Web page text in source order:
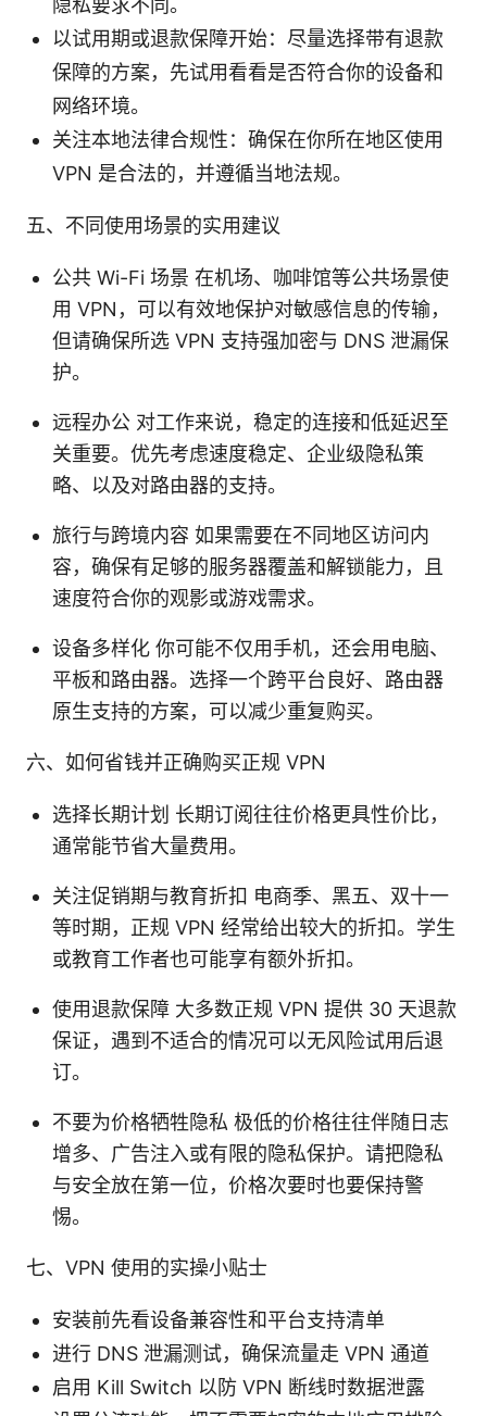
隐私要求不同。
以试用期或退款保障开始：尽量选择带有退款
保障的方案，先试用看看是否符合你的设备和
网络环境。
关注本地法律合规性：确保在你所在地区使用
VPN 是合法的，并遵循当地法规。
五、不同使用场景的实用建议
公共 Wi-Fi 场景 在机场、咖啡馆等公共场景使
用 VPN，可以有效地保护对敏感信息的传输，
但请确保所选 VPN 支持强加密与 DNS 泄漏保
护。
远程办公 对工作来说，稳定的连接和低延迟至
关重要。优先考虑速度稳定、企业级隐私策
略、以及对路由器的支持。
旅行与跨境内容 如果需要在不同地区访问内
容，确保有足够的服务器覆盖和解锁能力，且
速度符合你的观影或游戏需求。
设备多样化 你可能不仅用手机，还会用电脑、
平板和路由器。选择一个跨平台良好、路由器
原生支持的方案，可以减少重复购买。
六、如何省钱并正确购买正规 VPN
选择长期计划 长期订阅往往价格更具性价比，
通常能节省大量费用。
关注促销期与教育折扣 电商季、黑五、双十一
等时期，正规 VPN 经常给出较大的折扣。学生
或教育工作者也可能享有额外折扣。
使用退款保障 大多数正规 VPN 提供 30 天退款
保证，遇到不适合的情况可以无风险试用后退
订。
不要为价格牺牲隐私 极低的价格往往伴随日志
增多、广告注入或有限的隐私保护。请把隐私
与安全放在第一位，价格次要时也要保持警
惕。
七、VPN 使用的实操小贴士
安装前先看设备兼容性和平台支持清单
进行 DNS 泄漏测试，确保流量走 VPN 通道
启用 Kill Switch 以防 VPN 断线时数据泄露